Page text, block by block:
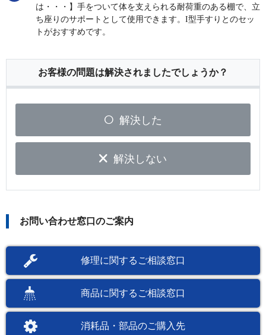
は・・・】手をついて体を支えられる耐荷重のある棚で、立
ち座りのサポートとして使用できます。I型手すりとのセッ
トがおすすめです。
お客様の問題は解決されましたでしょうか？
解決した
解決しない
お問い合わせ窓口のご案内
修理に関するご相談窓口
商品に関するご相談窓口
消耗品・部品のご購入先